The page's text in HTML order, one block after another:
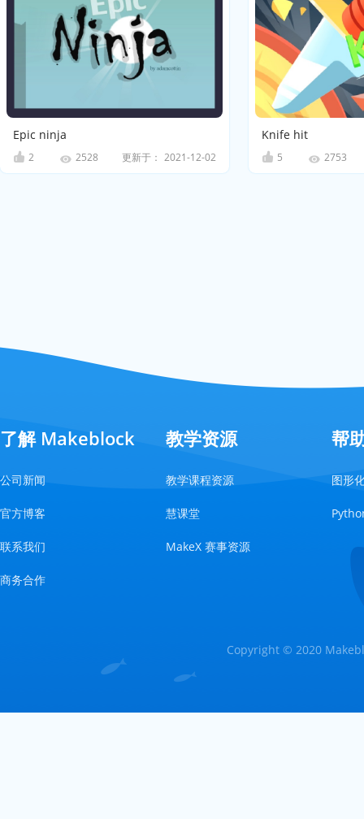
Epic ninja
2 2528 更新于： 2021-12-02
Knife hit
5 2753
了解 Makeblock
公司新闻
官方博客
联系我们
商务合作
教学资源
教学课程资源
慧课堂
MakeX 赛事资源
帮
图形
Copyright © 2020